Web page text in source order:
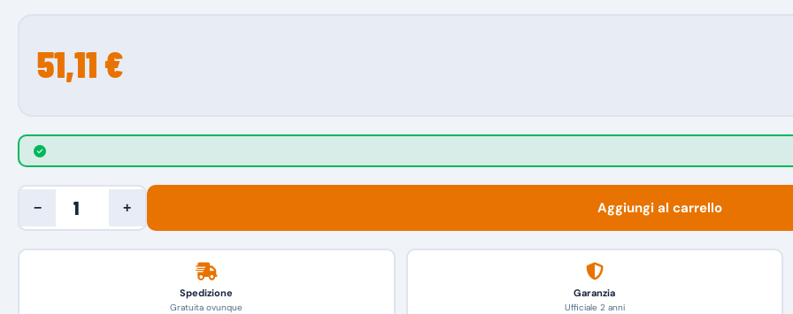
51,11 €
− + Aggiungi al carrello
Spedizione
Gratuita ovunque
Garanzia
Ufficiale 2 anni